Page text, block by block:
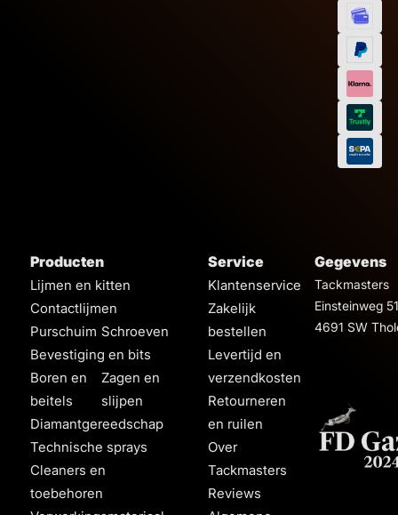
Producten
Lijmen en kitten
Contactlijmen
Purschuim Schroeven
Bevestiging en bits
Boren en
beitels
Zagen en
slijpen
Diamantgereedschap
Technische sprays
Cleaners en
toebehoren
Service
Klantenservice
Zakelijk
bestellen
Levertijd en
verzendkosten
Retourneren
en ruilen
Over
Tackmasters
Reviews
Gegevens
Tackmasters
Einsteinweg 51
4691 SW